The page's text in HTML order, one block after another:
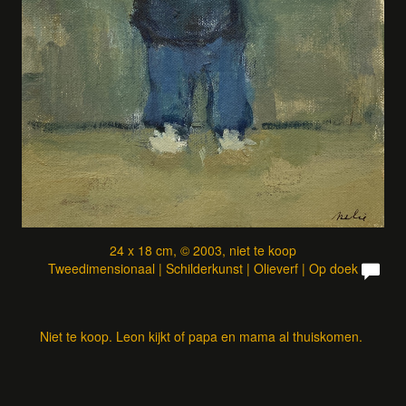
24 x 18 cm, © 2003, niet te koop
Tweedimensionaal | Schilderkunst | Olieverf | Op doek
Niet te koop. Leon kijkt of papa en mama al thuiskomen.